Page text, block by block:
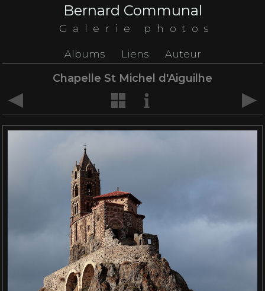
Bernard Communal
Galerie photos
Albums Liens Auteur
Chapelle St Michel d'Aiguilhe